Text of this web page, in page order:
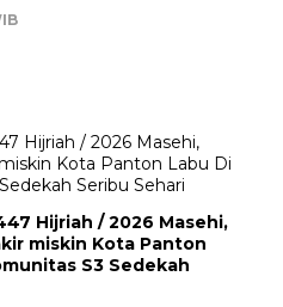
Hijriah / 2026 Masehi,
miskin Kota Panton
S3 Sedekah